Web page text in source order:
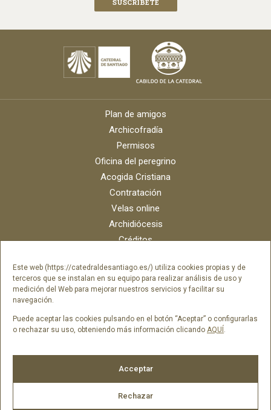
Este web (https://catedraldesantiago.es/) utiliza cookies propias y de
terceros que se instalan en su equipo para realizar análisis de uso y
medición del Web para mejorar nuestros servicios y facilitar su
navegación.
Puede aceptar las cookies pulsando en el botón “Aceptar” o configurarlas
o rechazar su uso, obteniendo más información clicando AQUÍ.
Acceptar
Rechazar
Plan de amigos
Archicofradía
Permisos
Oficina del peregrino
Acogida Cristiana
Contratación
Velas online
Archidiócesis
Créditos
Contacto
Portal del empleado SAMI Catedral